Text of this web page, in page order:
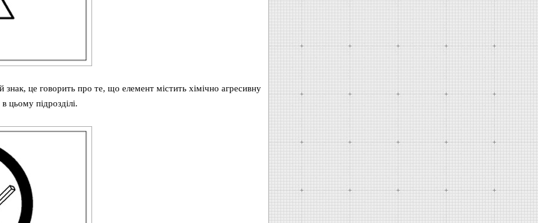
це говорить про те, що елемент містить хімічно агресивну
цьому підрозділі.